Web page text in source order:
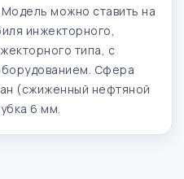
можно ставить на
инжекторного,
типа, с
Сфера
(сжиженный нефтяной
6 мм.